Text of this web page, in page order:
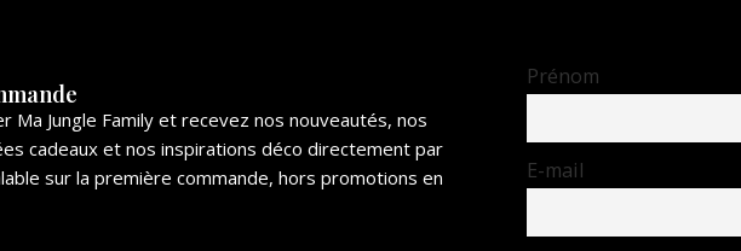
Ma Jungle Family et recevez nos nouveautés, nos
cadeaux et nos inspirations déco directement par
sur la première commande, hors promotions en
Prénom
E-mail